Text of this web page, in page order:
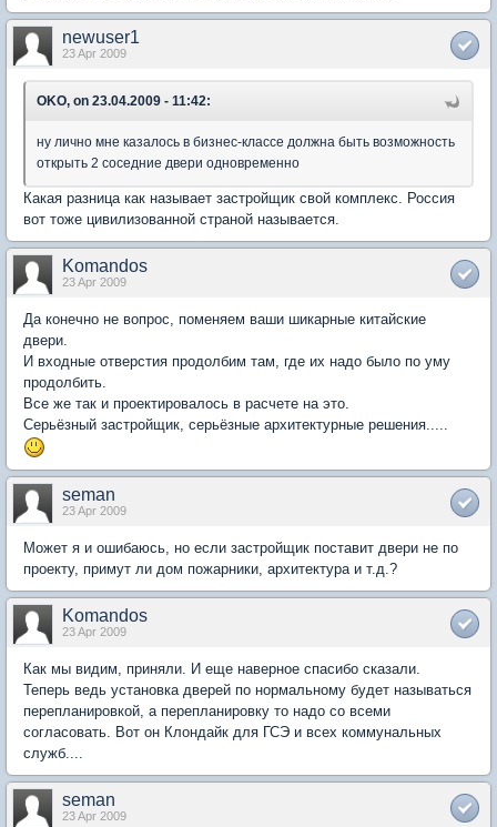
newuser1
23 Apr 2009
OKO, on 23.04.2009 - 11:42:
ну лично мне казалось в бизнес-классе должна быть возможность
открыть 2 соседние двери одновременно
Какая разница как называет застройщик свой комплекс. Россия
вот тоже цивилизованной страной называется.
Komandos
23 Apr 2009
Да конечно не вопрос, поменяем ваши шикарные китайские
двери.
И входные отверстия продолбим там, где их надо было по уму
продолбить.
Все же так и проектировалось в расчете на это.
Серьёзный застройщик, серьёзные архитектурные решения.....
seman
23 Apr 2009
Может я и ошибаюсь, но если застройщик поставит двери не по
проекту, примут ли дом пожарники, архитектура и т.д.?
Komandos
23 Apr 2009
Как мы видим, приняли. И еще наверное спасибо сказали.
Теперь ведь установка дверей по нормальному будет называться
перепланировкой, а перепланировку то надо со всеми
согласовать. Вот он Клондайк для ГСЭ и всех коммунальных
служб....
seman
23 Apr 2009